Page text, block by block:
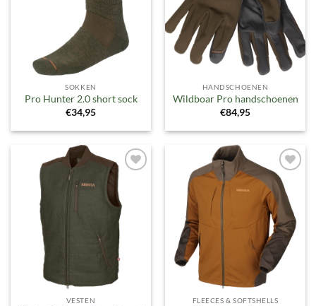
SOKKEN
Pro Hunter 2.0 short sock
€34,95
HANDSCHOENEN
Wildboar Pro handschoenen
€84,95
Toevoegen
aan
verlanglijst
VESTEN
Toevoegen
aan
verlanglijst
FLEECES & SOFTSHELLS